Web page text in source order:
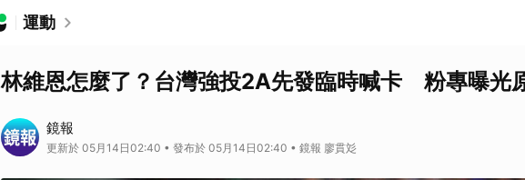
運動
林維恩怎麼了？台灣強投2A先發臨時喊卡 粉專曝光
鏡報
更新於 05月14日02:40 • 發布於 05月14日02:40 • 鏡報 廖貫彣